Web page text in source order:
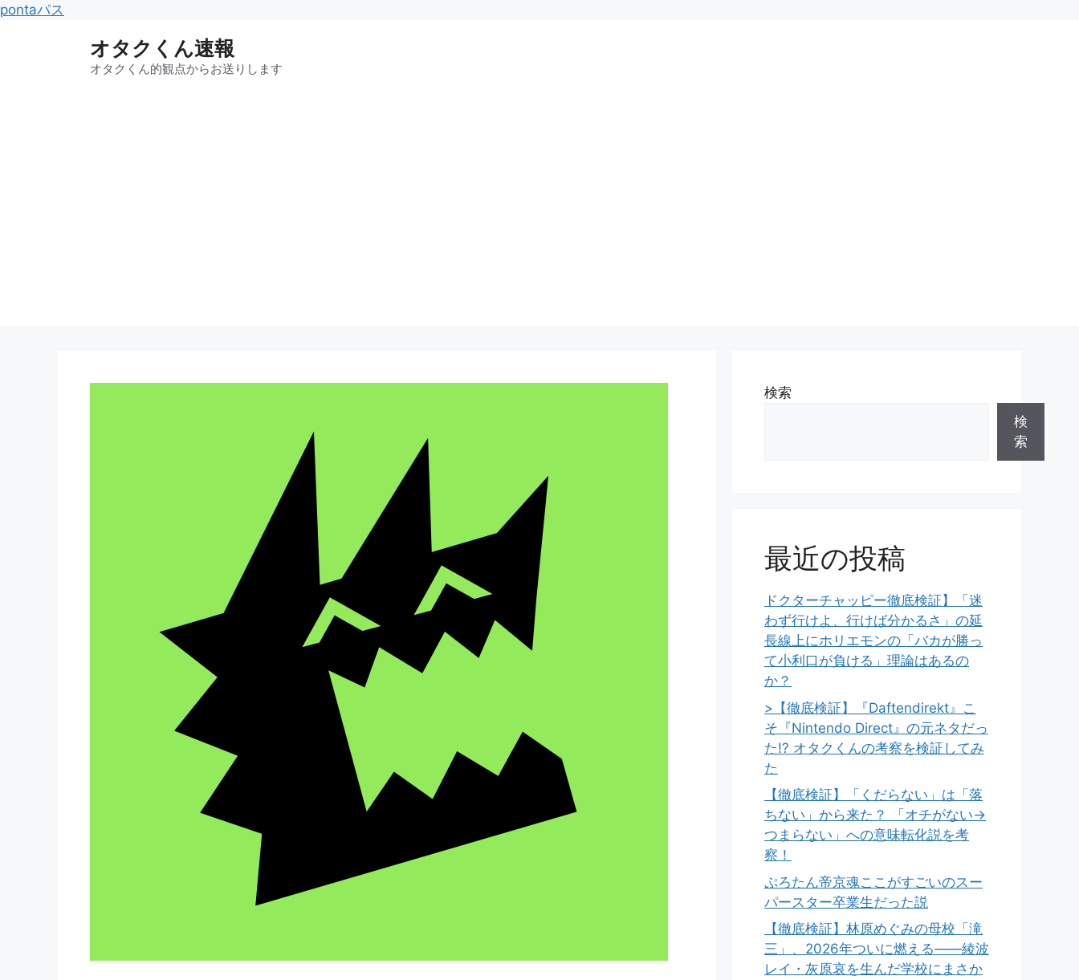
pontaパス
オタクくん速報
オタクくん的観点からお送りします
検索
検
索
最近の投稿
ドクターチャッピー徹底検証】「迷
わず行けよ、行けば分かるさ」の延
長線上にホリエモンの「バカが勝っ
て小利口が負ける」理論はあるの
か？
>【徹底検証】『Daftendirekt』こ
そ『Nintendo Direct』の元ネタだっ
た!? オタクくんの考察を検証してみ
た
【徹底検証】「くだらない」は「落
ちない」から来た？ 「オチがない→
つまらない」への意味転化説を考
察！
ぷろたん帝京魂ここがすごいのスー
パースター卒業生だった説
【徹底検証】林原めぐみの母校「滝
三」、2026年ついに燃える――綾波
レイ・灰原哀を生んだ学校にまさか